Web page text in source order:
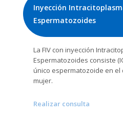
Inyección
Espermatozoides
La FIV con inyección
Espermatozoides consiste
único espermatozoide en el
mujer.
Realizar consulta